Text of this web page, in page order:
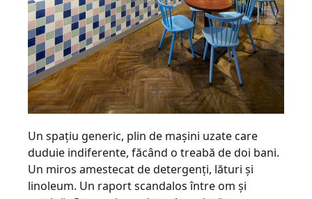
Un spaţiu generic, plin de maşini uzate care
duduie indiferente, făcând o treabă de doi bani.
Un miros amestecat de detergenţi, lături şi
linoleum. Un raport scandalos între om şi